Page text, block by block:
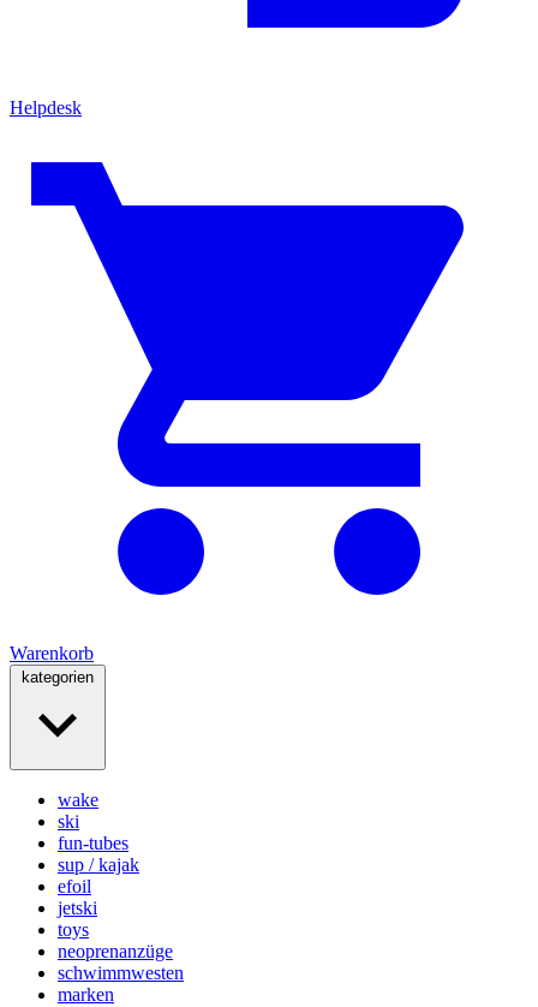
Helpdesk
Warenkorb
kategorien
wake
ski
fun-tubes
sup / kajak
efoil
jetski
toys
neoprenanzüge
schwimmwesten
marken